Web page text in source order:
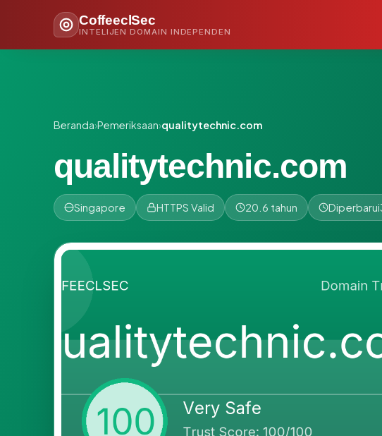
CoffeeclSec
INTELIJEN DOMAIN INDEPENDEN
Beranda›Pemeriksaan›qualitytechnic.com
qualitytechnic.com
Singapore HTTPS Valid 20.6 tahun Diperbarui